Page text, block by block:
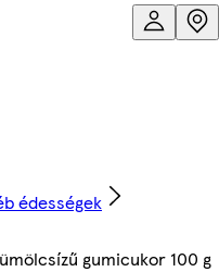
édességek
gumicukor 100 g